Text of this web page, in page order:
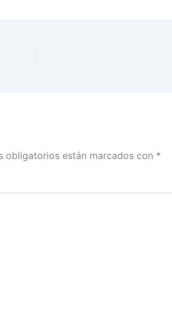
obligatorios están marcados con *